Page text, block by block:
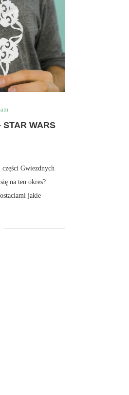
STAR WARS
Gwiezdnych
na ten okres?
jakie